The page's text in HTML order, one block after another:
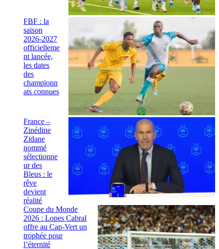
FBF : la
saison
2026-2027
officielleme
nt lancée,
les dates
des
championn
ats connues
France –
Zinédine
Zidane
nommé
sélectionne
ur des
Bleus : le
rêve
devient
réalité
Coupe du Monde
2026 : Lopes Cabral
offre au Cap-Vert un
trophée pour
l’éternité